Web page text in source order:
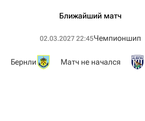
Ближайший матч
02.03.2027 22:45Чемпионшип
Бернли Матч не начался